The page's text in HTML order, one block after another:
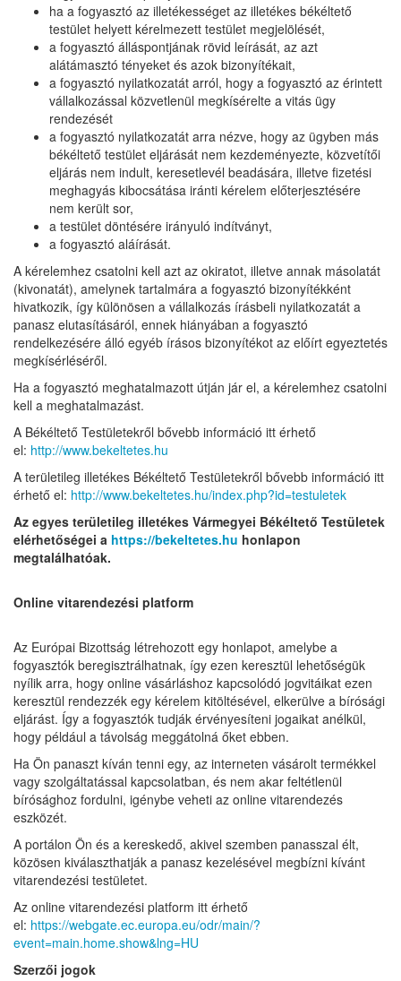
ha a fogyasztó az illetékességet az illetékes békéltető
testület helyett kérelmezett testület megjelölését,
a fogyasztó álláspontjának rövid leírását, az azt
alátámasztó tényeket és azok bizonyítékait,
a fogyasztó nyilatkozatát arról, hogy a fogyasztó az érintett
vállalkozással közvetlenül megkísérelte a vitás ügy
rendezését
a fogyasztó nyilatkozatát arra nézve, hogy az ügyben más
békéltető testület eljárását nem kezdeményezte, közvetítői
eljárás nem indult, keresetlevél beadására, illetve fizetési
meghagyás kibocsátása iránti kérelem előterjesztésére
nem került sor,
a testület döntésére irányuló indítványt,
a fogyasztó aláírását.
A kérelemhez csatolni kell azt az okiratot, illetve annak másolatát
(kivonatát), amelynek tartalmára a fogyasztó bizonyítékként
hivatkozik, így különösen a vállalkozás írásbeli nyilatkozatát a
panasz elutasításáról, ennek hiányában a fogyasztó
rendelkezésére álló egyéb írásos bizonyítékot az előírt egyeztetés
megkísérléséről.
Ha a fogyasztó meghatalmazott útján jár el, a kérelemhez csatolni
kell a meghatalmazást.
A Békéltető Testületekről bővebb információ itt érhető
el: http://www.bekeltetes.hu
A területileg illetékes Békéltető Testületekről bővebb információ itt
érhető el: http://www.bekeltetes.hu/index.php?id=testuletek
Az egyes területileg illetékes Vármegyei Békéltető Testületek
elérhetőségei a https://bekeltetes.hu honlapon
megtalálhatóak.
Online vitarendezési platform
Az Európai Bizottság létrehozott egy honlapot, amelybe a
fogyasztók beregisztrálhatnak, így ezen keresztül lehetőségük
nyílik arra, hogy online vásárláshoz kapcsolódó jogvitáikat ezen
keresztül rendezzék egy kérelem kitöltésével, elkerülve a bírósági
eljárást. Így a fogyasztók tudják érvényesíteni jogaikat anélkül,
hogy például a távolság meggátolná őket ebben.
Ha Ön panaszt kíván tenni egy, az interneten vásárolt termékkel
vagy szolgáltatással kapcsolatban, és nem akar feltétlenül
bírósághoz fordulni, igénybe veheti az online vitarendezés
eszközét.
A portálon Ön és a kereskedő, akivel szemben panasszal élt,
közösen kiválaszthatják a panasz kezelésével megbízni kívánt
vitarendezési testületet.
Az online vitarendezési platform itt érhető
el: https://webgate.ec.europa.eu/odr/main/?
event=main.home.show&lng=HU
Szerzői jogok